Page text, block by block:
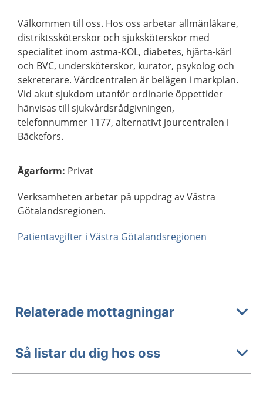
Välkommen till oss. Hos oss arbetar allmänläkare,
distriktssköterskor och sjuksköterskor med
specialitet inom astma-KOL, diabetes, hjärta-kärl
och BVC, undersköterskor, kurator, psykolog och
sekreterare. Vårdcentralen är belägen i markplan.
Vid akut sjukdom utanför ordinarie öppettider
hänvisas till sjukvårdsrådgivningen,
telefonnummer 1177, alternativt jourcentralen i
Bäckefors.
Ägarform: Privat
Verksamheten arbetar på uppdrag av Västra
Götalandsregionen.
Patientavgifter i Västra Götalandsregionen
Relaterade mottagningar
Så listar du dig hos oss